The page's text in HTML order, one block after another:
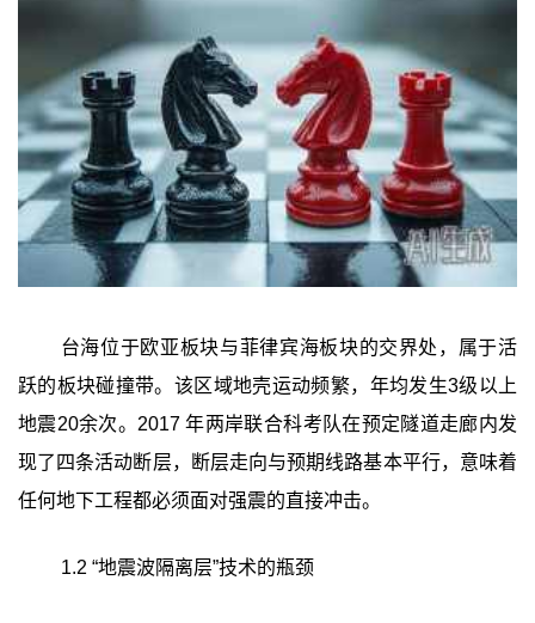
台海位于欧亚板块与菲律宾海板块的交界处，属于活
跃的板块碰撞带。该区域地壳运动频繁，年均发生3级以上
地震20余次。2017 年两岸联合科考队在预定隧道走廊内发
现了四条活动断层，断层走向与预期线路基本平行，意味着
任何地下工程都必须面对强震的直接冲击。
1.2 “地震波隔离层”技术的瓶颈